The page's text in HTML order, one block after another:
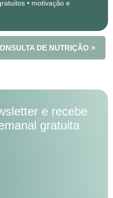
• motivação e
DE NUTRIÇÃO >
e recebe
gratuita